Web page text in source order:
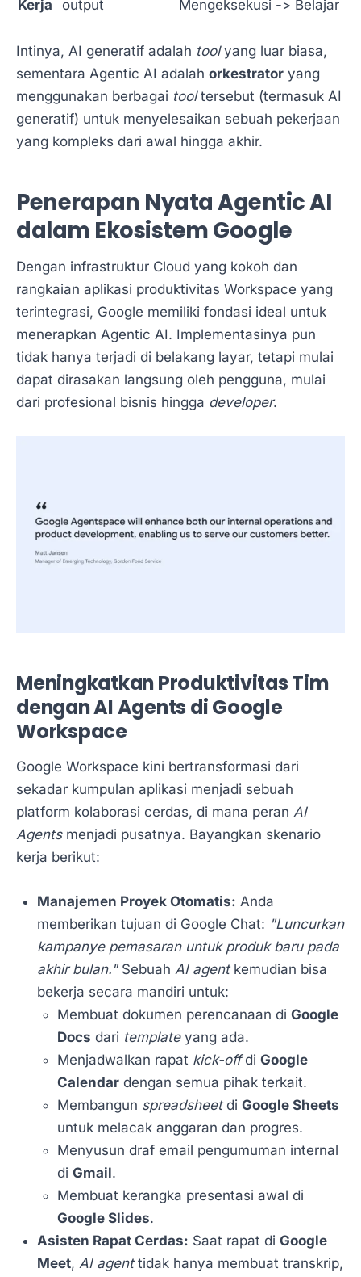
Kerja output Mengeksekusi -> Belajar
Intinya, AI generatif adalah toolyang luar biasa,
sementara Agentic AI adalah orkestrator yang
menggunakan berbagai tooltersebut (termasuk AI
generatif) untuk menyelesaikan sebuah pekerjaan
yang kompleks dari awal hingga akhir.
Penerapan Nyata Agentic AI
dalam Ekosistem Google
Dengan infrastruktur Cloud yang kokoh dan
rangkaian aplikasi produktivitas Workspace yang
terintegrasi, Google memiliki fondasi ideal untuk
menerapkan Agentic AI. Implementasinya pun
tidak hanya terjadi di belakang layar, tetapi mulai
dapat dirasakan langsung oleh pengguna, mulai
dari profesional bisnis hingga developer.
Meningkatkan Produktivitas Tim
dengan AI Agents di Google
Workspace
Google Workspace kini bertransformasi dari
sekadar kumpulan aplikasi menjadi sebuah
platform kolaborasi cerdas, di mana peran AI
Agentsmenjadi pusatnya. Bayangkan skenario
kerja berikut:
Manajemen Proyek Otomatis: Anda
memberikan tujuan di Google Chat: "Luncurkan
kampanye pemasaran untuk produk baru pada
akhir bulan."Sebuah AI agentkemudian bisa
bekerja secara mandiri untuk:
Membuat dokumen perencanaan di Google
Docs dari templateyang ada.
Menjadwalkan rapat kick-offdi Google
Calendar dengan semua pihak terkait.
Membangun spreadsheetdi Google Sheets
untuk melacak anggaran dan progres.
Menyusun draf email pengumuman internal
di Gmail.
Membuat kerangka presentasi awal di
Google Slides.
Asisten Rapat Cerdas: Saat rapat di Google
Meet, AI agenttidak hanya membuat transkrip,